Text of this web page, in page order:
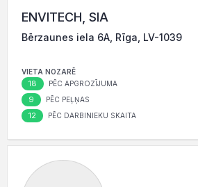
ENVITECH, SIA
Bērzaunes iela 6A, Rīga, LV-1039
VIETA NOZARĒ
18 PĒC APGROZĪJUMA
9 PĒC PEĻŅAS
12 PĒC DARBINIEKU SKAITA